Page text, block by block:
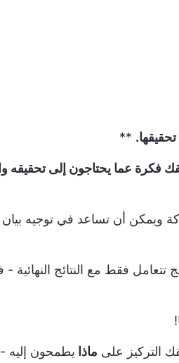
**
فكرة عما يحتاجون إلى تحقيقه
ويمكن أن تساعد في توجيه
تتعامل فقط مع النتائج
التركيز على ماذا يطمحون إليه